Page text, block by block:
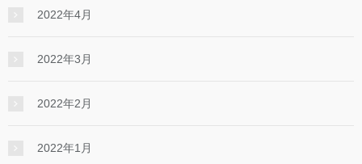
2022年4月
2022年3月
2022年2月
2022年1月